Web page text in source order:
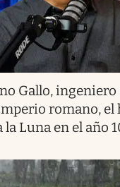
Gallo,
romano,
Luna en el año